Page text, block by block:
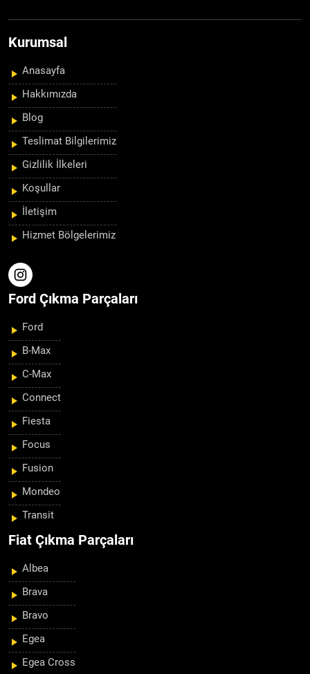
Kurumsal
Anasayfa
Hakkımızda
Blog
Teslimat Bilgilerimiz
Gizlilik İlkeleri
Koşullar
İletişim
Hizmet Bölgelerimiz
Ford Çıkma Parçaları
Ford
B-Max
C-Max
Connect
Fiesta
Focus
Fusion
Mondeo
Transit
Fiat Çıkma Parçaları
Albea
Brava
Bravo
Egea
Egea Cross